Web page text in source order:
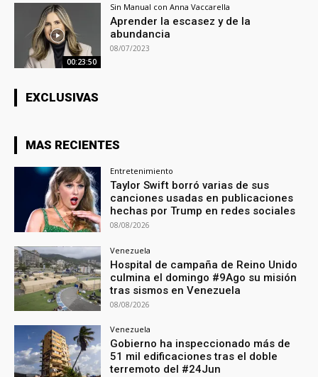
00:23:50
Sin Manual con Anna Vaccarella
Aprender la escasez y de la
abundancia
08/07/2023
EXCLUSIVAS
MAS RECIENTES
Entretenimiento
Taylor Swift borró varias de sus
canciones usadas en publicaciones
hechas por Trump en redes sociales
08/08/2026
Venezuela
Hospital de campaña de Reino Unido
culmina el domingo #9Ago su misión
tras sismos en Venezuela
08/08/2026
Venezuela
Gobierno ha inspeccionado más de
51 mil edificaciones tras el doble
terremoto del #24Jun